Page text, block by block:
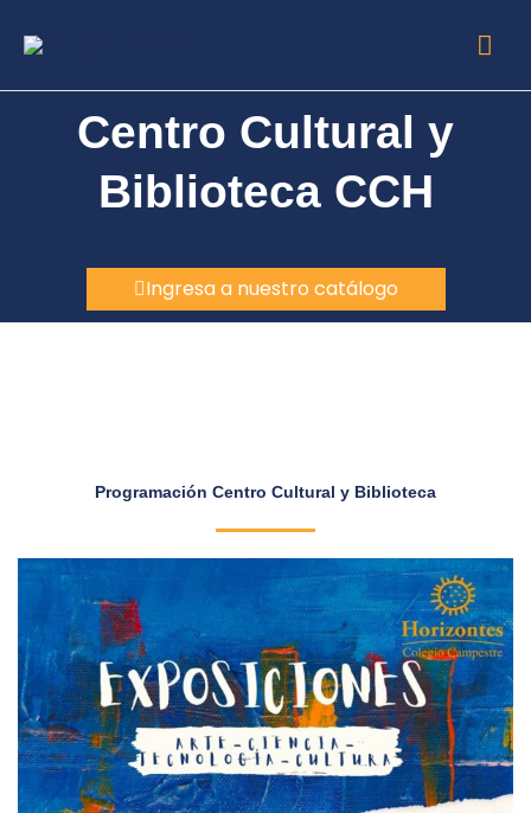
Centro Cultural y
Biblioteca CCH
Ingresa a nuestro catálogo
Programación Centro Cultural y Biblioteca